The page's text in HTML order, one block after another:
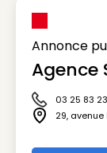
Annonce
Agence
Icône03 25 83
Icône29, avenue